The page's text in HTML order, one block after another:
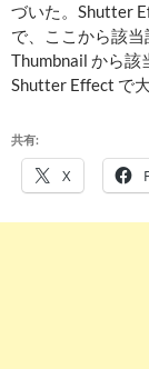
づいた。Shutter
で、ここから該当
Thumbnail から該
Shutter Effect で
共有:
X